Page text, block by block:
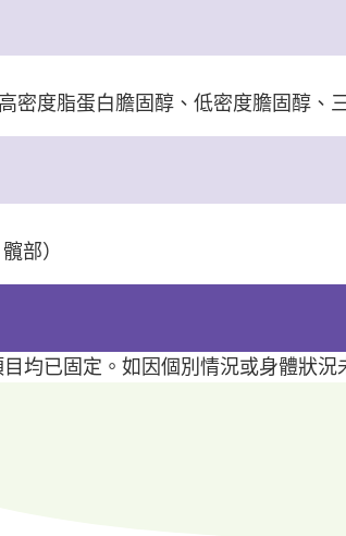
密度脂蛋白膽固醇、低密度膽固醇、
部）
均已固定。如因個別情況或身體狀